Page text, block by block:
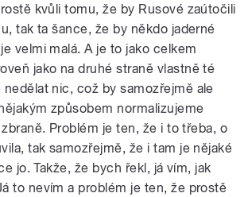
kvůli tomu, že by Rusové zaútočili
tak ta šance, že by někdo jaderné
velmi malá. A je to jako celkem
jako na druhé straně vlastně té
nedělat nic, což by samozřejmě ale
způsobem normalizujeme
Problém je ten, že i to třeba, o
tak samozřejmě, že i tam je nějaké
jo. Takže, že bych řekl, já vím, jak
to nevím a problém je ten, že prostě